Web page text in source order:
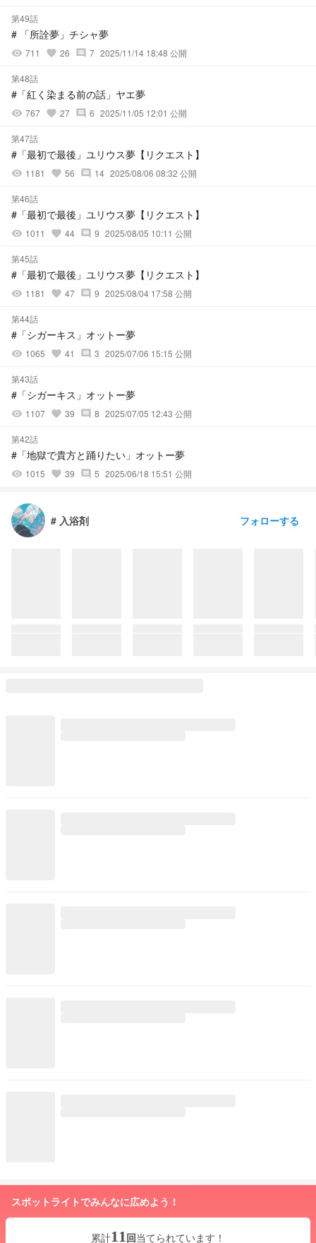
第49話
# 「所詮夢」チシャ夢
visibility 711 favorite 26 comment 7 2025/11/14 18:48 公開
第48話
#「紅く染まる前の話」ヤエ夢
visibility 767 favorite 27 comment 6 2025/11/05 12:01 公開
第47話
#「最初で最後」ユリウス夢【リクエスト】
visibility 1181 favorite 56 comment 14 2025/08/06 08:32 公開
第46話
#「最初で最後」ユリウス夢【リクエスト】
visibility 1011 favorite 44 comment 9 2025/08/05 10:11 公開
第45話
#「最初で最後」ユリウス夢【リクエスト】
visibility 1181 favorite 47 comment 9 2025/08/04 17:58 公開
第44話
#「シガーキス」オットー夢
visibility 1065 favorite 41 comment 3 2025/07/06 15:15 公開
第43話
#「シガーキス」オットー夢
visibility 1107 favorite 39 comment 8 2025/07/05 12:43 公開
第42話
#「地獄で貴方と踊りたい」オットー夢
visibility 1015 favorite 39 comment 5 2025/06/18 15:51 公開
# 入浴剤 フォローする
スポットライトでみんなに広めよう！
累計11回当てられています！